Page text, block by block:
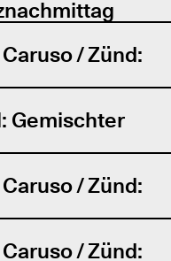
/ Zünd:
Gemischter
/ Zünd:
/ Zünd: